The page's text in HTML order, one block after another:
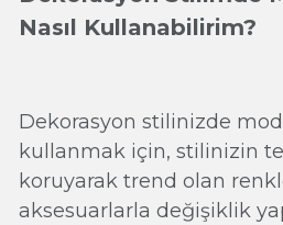
Nasıl Kullanabilirim?
Dekorasyon stilinizde
kullanmak için, stilinizin
koruyarak trend olan
aksesuarlarla değişiklik